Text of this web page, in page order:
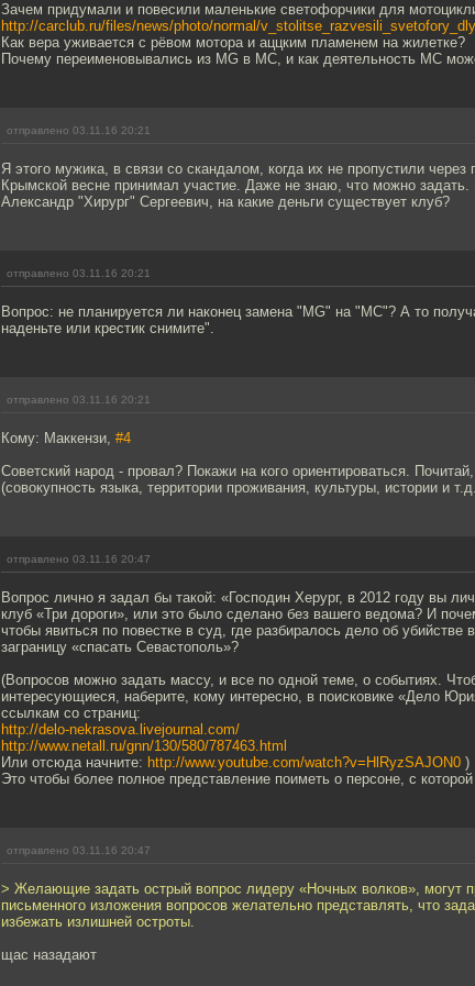
Зачем придумали и повесили маленькие светофорчики для
http://carclub.ru/files/news/photo/normal/
Как вера уживается с рёвом мотора и аццким пламенем на жилетке?
Почему переименовывались из MG в MC, и как деятельность MC
отправлено 03.11.16 20:21
Я этого мужика, в связи со скандалом, когда их не пропустили
Крымской весне принимал участие. Даже не знаю, что можно задать.
Александр "Хирург" Сергеевич, на какие деньги существует клуб?
отправлено 03.11.16 20:21
Вопрос: не планируется ли наконец замена "MG" на "MC"? А то
наденьте или крестик снимите".
отправлено 03.11.16 20:21
Кому: Маккензи, #4
Советский народ - провал? Покажи на кого ориентироваться.
(совокупность языка, территории проживания, культуры, истории и
отправлено 03.11.16 20:47
Вопрос лично я задал бы такой: «Господин Херург, в 2012 году вы
клуб «Три дороги», или это было сделано без вашего ведома? И
чтобы явиться по повестке в суд, где разбиралось дело об
заграницу «спасать Севастополь»?
(Вопросов можно задать массу, и все по одной теме, о событиях.
интересующиеся, наберите, кому интересно, в поисковике «Дело
ссылкам со страниц:
http://delo-nekrasova.livejournal.com/
http://www.netall.ru/gnn/130/580/787463.html
Или отсюда начните: http://www.youtube.com/watch?v=HlRyzSAJON0 )
Это чтобы более полное представление поиметь о персоне, с
отправлено 03.11.16 20:47
> Желающие задать острый вопрос лидеру «Ночных волков», могут
письменного изложения вопросов желательно представлять, что
избежать излишней остроты.
щас назадают